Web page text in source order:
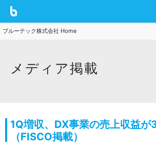
ブルーテック株式会社 Home
メディア掲載
1Q増収、DX事業の売上収益が
（FISCO掲載）